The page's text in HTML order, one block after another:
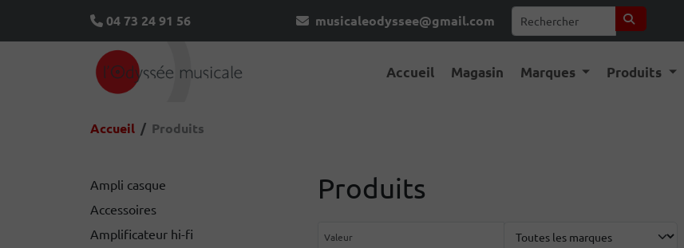
04 73 24 91 56 musicaleodyssee@gmail.com
Accueil Magasin Marques Produits
Accueil Produits
Ampli casque
Accessoires
Amplificateur hi-fi
Produits